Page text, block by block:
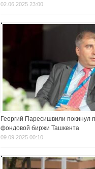
02.06.2025 23:00
Георгий Паресишвили покинул
фондовой биржи Ташкента
09.09.2025 00:10